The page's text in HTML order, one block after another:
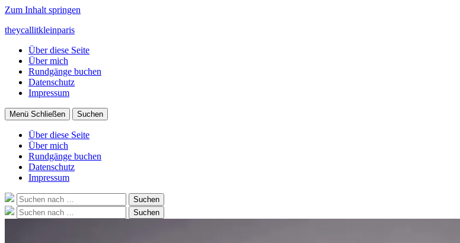
Zum Inhalt springen
theycallitkleinparis
Über diese Seite
Über mich
Rundgänge buchen
Datenschutz
Impressum
Menü Schließen Suchen
Über diese Seite
Über mich
Rundgänge buchen
Datenschutz
Impressum
Suche
nach:
Suchen
Suche
nach:
Suchen